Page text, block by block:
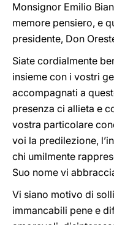
Monsignor Emilio
memore pensiero, e
presidente, Don
Siate cordialmente
insieme con i vostri
accompagnati a
presenza ci allieta e
vostra particolare
voi la predilezione,
chi umilmente
Suo nome vi
Vi siano motivo di
immancabili pene e